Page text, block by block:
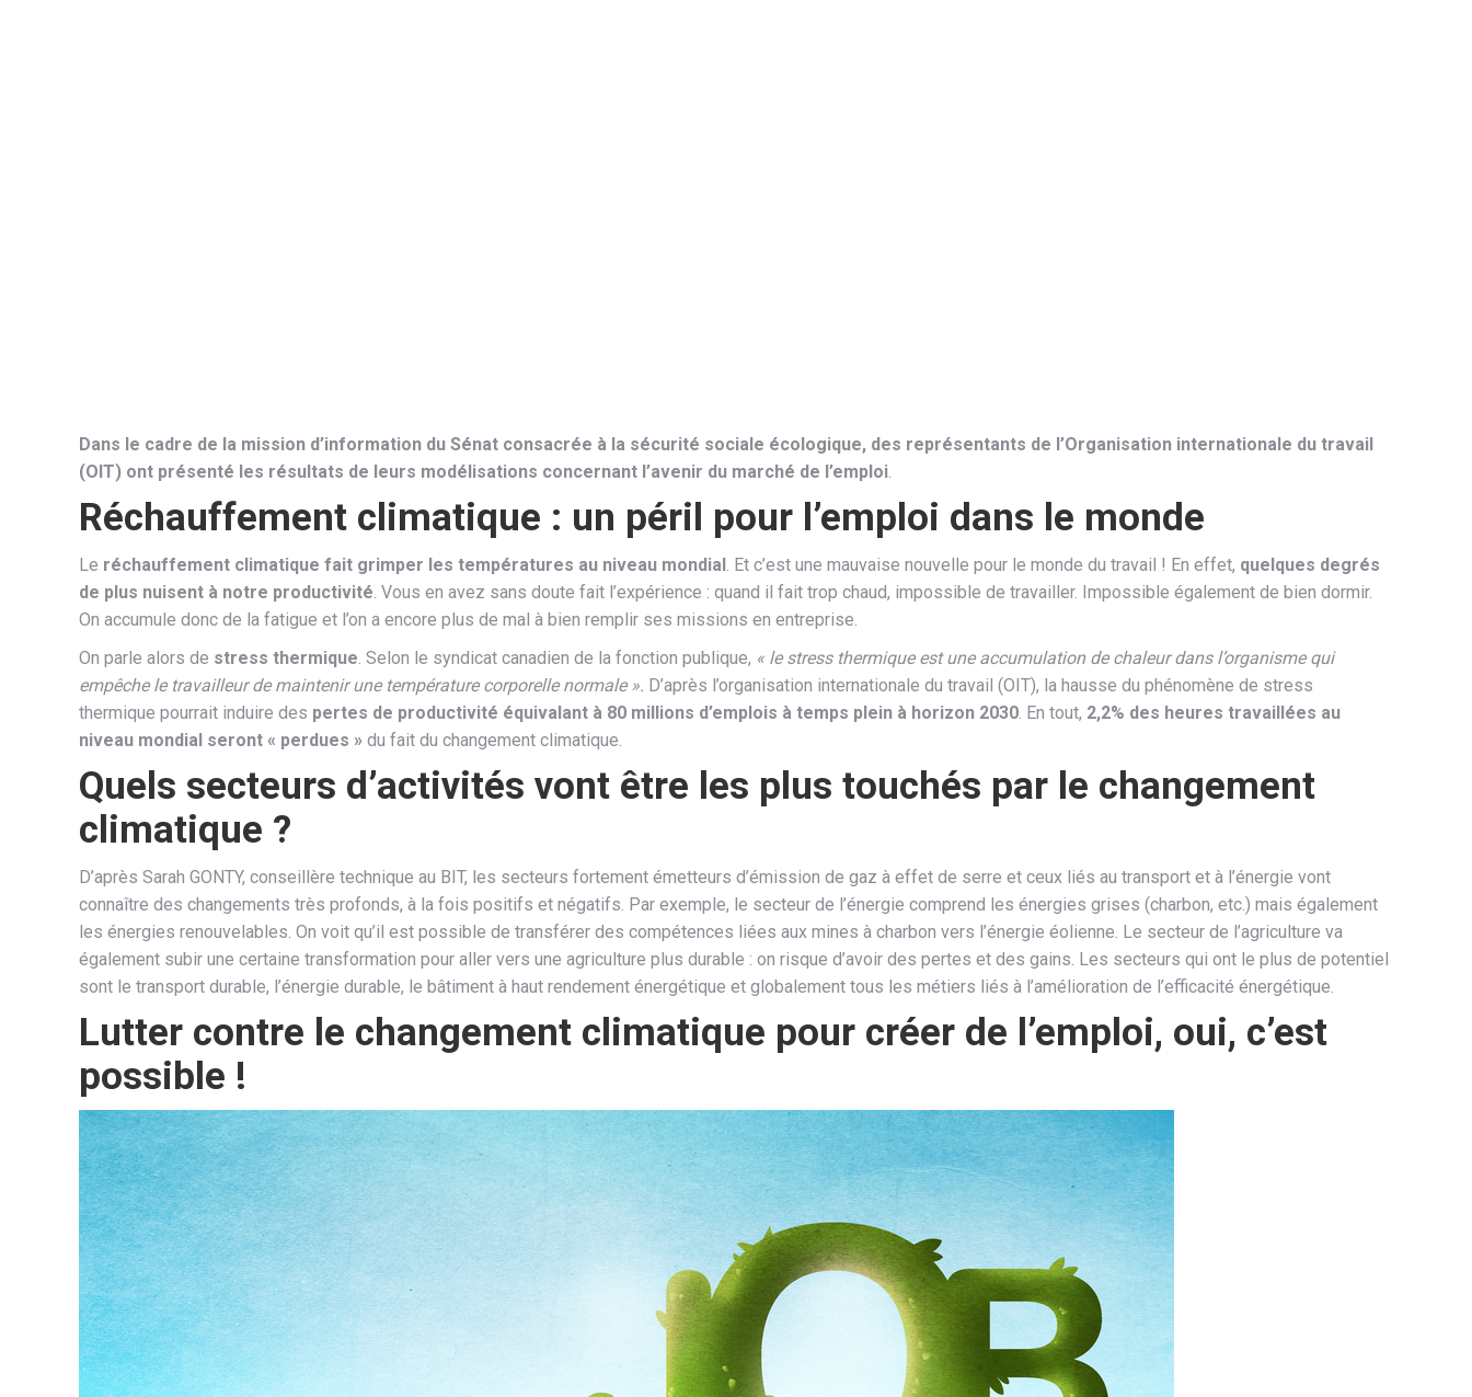
Dans le cadre de la mission d’information du Sénat consacrée à la sécurité sociale écologique, des représentants de l’Organisation internationale du travail
(OIT) ont présenté les résultats de leurs modélisations concernant l’avenir du marché de l’emploi.
Réchauffement climatique : un péril pour l’emploi dans le monde
Le réchauffement climatique fait grimper les températures au niveau mondial. Et c’est une mauvaise nouvelle pour le monde du travail ! En effet, quelques degrés
de plus nuisent à notre productivité. Vous en avez sans doute fait l’expérience : quand il fait trop chaud, impossible de travailler. Impossible également de bien dormir.
On accumule donc de la fatigue et l’on a encore plus de mal à bien remplir ses missions en entreprise.
On parle alors de stress thermique. Selon le syndicat canadien de la fonction publique, « le stress thermique est une accumulation de chaleur dans l’organisme qui
empêche le travailleur de maintenir une température corporelle normale ». D’après l’organisation internationale du travail (OIT), la hausse du phénomène de stress
thermique pourrait induire des pertes de productivité équivalant à 80 millions d’emplois à temps plein à horizon 2030. En tout, 2,2% des heures travaillées au
niveau mondial seront « perdues » du fait du changement climatique.
Quels secteurs d’activités vont être les plus touchés par le changement
climatique ?
D’après Sarah GONTY, conseillère technique au BIT, les secteurs fortement émetteurs d’émission de gaz à effet de serre et ceux liés au transport et à l’énergie vont
connaître des changements très profonds, à la fois positifs et négatifs. Par exemple, le secteur de l’énergie comprend les énergies grises (charbon, etc.) mais également
les énergies renouvelables. On voit qu’il est possible de transférer des compétences liées aux mines à charbon vers l’énergie éolienne. Le secteur de l’agriculture va
également subir une certaine transformation pour aller vers une agriculture plus durable : on risque d’avoir des pertes et des gains. Les secteurs qui ont le plus de potentiel
sont le transport durable, l’énergie durable, le bâtiment à haut rendement énergétique et globalement tous les métiers liés à l’amélioration de l’efficacité énergétique.
Lutter contre le changement climatique pour créer de l’emploi, oui, c’est
possible !